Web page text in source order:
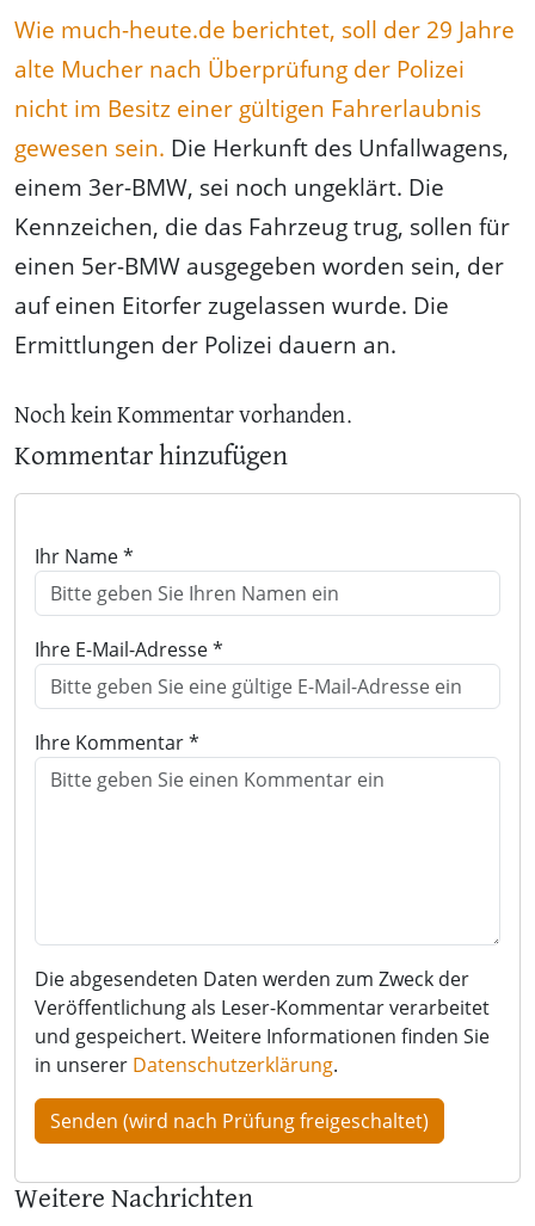
Wie much-heute.de berichtet, soll der 29 Jahre
alte Mucher nach Überprüfung der Polizei
nicht im Besitz einer gültigen Fahrerlaubnis
gewesen sein. Die Herkunft des Unfallwagens,
einem 3er-BMW, sei noch ungeklärt. Die
Kennzeichen, die das Fahrzeug trug, sollen für
einen 5er-BMW ausgegeben worden sein, der
auf einen Eitorfer zugelassen wurde. Die
Ermittlungen der Polizei dauern an.
Noch kein Kommentar vorhanden.
Kommentar hinzufügen
Ihr Name *
Ihre E-Mail-Adresse *
Ihre Kommentar *
Die abgesendeten Daten werden zum Zweck der
Veröffentlichung als Leser-Kommentar verarbeitet
und gespeichert. Weitere Informationen finden Sie
in unserer Datenschutzerklärung.
Weitere Nachrichten